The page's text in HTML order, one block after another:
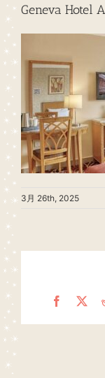
Geneva Hotel
3月 26th, 2025
Facebook
X